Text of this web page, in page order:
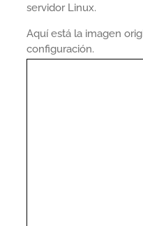
servidor Linux.
Aquí está la imagen
configuración.